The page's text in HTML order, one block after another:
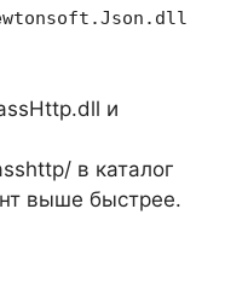
и
в каталог
выше быстрее.